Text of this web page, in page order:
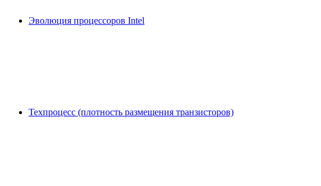
Эволюция процессоров Intel
Техпроцесс (плотность размещения транзисторов)